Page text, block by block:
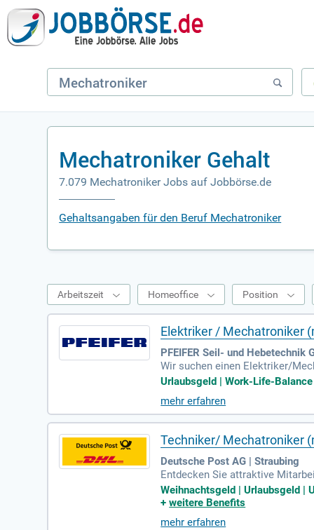
Mechatroniker Gehalt
7.079 Mechatroniker Jobs auf Jobbörse.de
Gehaltsangaben für den Beruf Mechatroniker
Arbeitszeit Homeoffice Position
Elektriker / Mechatroniker
PFEIFER Seil- und Hebetechnik
Wir suchen einen Elektriker/
Hauptaufgaben umfassen
erheitsprüfungen nach DGUV
itteln und kundenspezifischen
zur Dokumentation Ihrer
Urlaubsgeld | Work-Life-
mehr erfahren
Techniker/ Mechatroniker
Deutsche Post AG | Straubing
Entdecken Sie attraktive
Als Betriebstechniker sind Ihre
h und beheben Störungen,
urch die Durchführung von VDE-
Weihnachtsgeld | Urlaubsgeld |
+weitere Benefits
mehr erfahren